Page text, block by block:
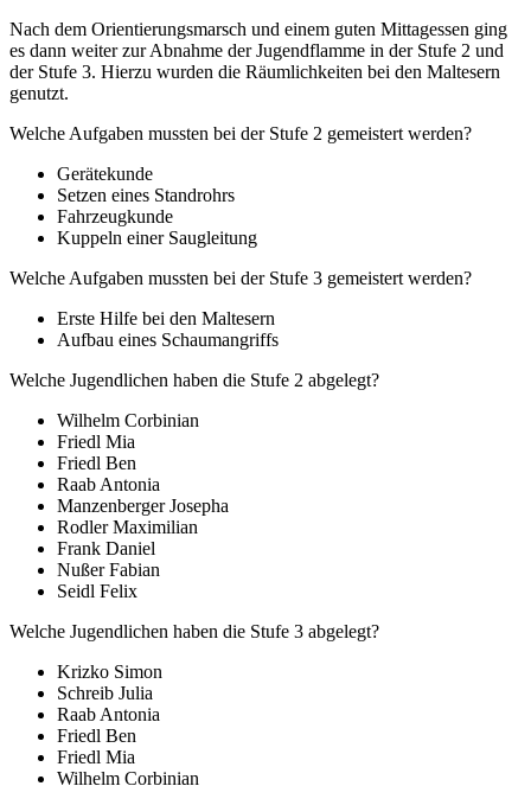
Nach dem Orientierungsmarsch und einem guten Mittagessen ging
es dann weiter zur Abnahme der Jugendflamme in der Stufe 2 und
der Stufe 3. Hierzu wurden die Räumlichkeiten bei den Maltesern
genutzt.
Welche Aufgaben mussten bei der Stufe 2 gemeistert werden?
Gerätekunde
Setzen eines Standrohrs
Fahrzeugkunde
Kuppeln einer Saugleitung
Welche Aufgaben mussten bei der Stufe 3 gemeistert werden?
Erste Hilfe bei den Maltesern
Aufbau eines Schaumangriffs
Welche Jugendlichen haben die Stufe 2 abgelegt?
Wilhelm Corbinian
Friedl Mia
Friedl Ben
Raab Antonia
Manzenberger Josepha
Rodler Maximilian
Frank Daniel
Nußer Fabian
Seidl Felix
Welche Jugendlichen haben die Stufe 3 abgelegt?
Krizko Simon
Schreib Julia
Raab Antonia
Friedl Ben
Friedl Mia
Wilhelm Corbinian